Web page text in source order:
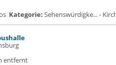
Kategorie: Sehenswürdigke... -
entfernt